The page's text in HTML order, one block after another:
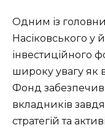
Одним із
Насіковського у
інвестиційного
широку увагу як в
Фонд забезпечив
вкладників
стратегій та